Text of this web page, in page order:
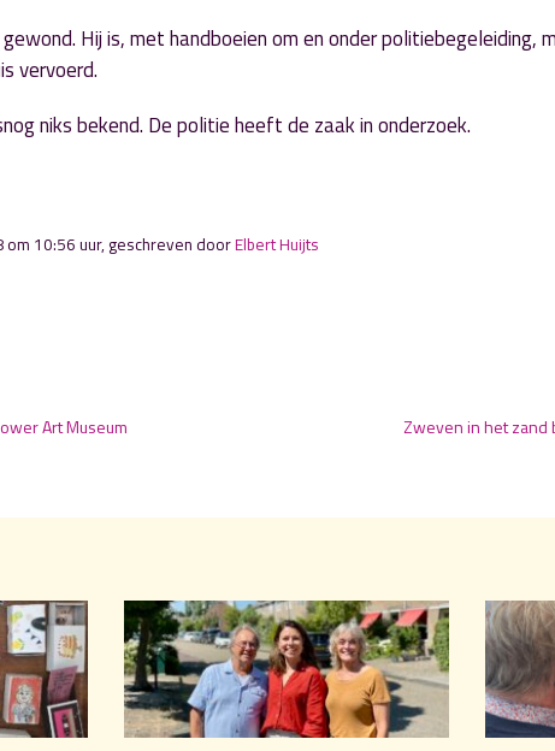
Hij is, met handboeien om en onder politiebegeleiding,
vervoerd.
niks bekend. De politie heeft de zaak in onderzoek.
10:56 uur, geschreven doorElbert Huijts
Art Museum Zweven in het zand